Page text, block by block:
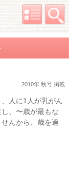
2010年 秋号 掲載
人に1人が乳がん
、〜歳が最もな
んから、歳を過